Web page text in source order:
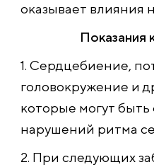
оказывает влияния
Показания
1. Сердцебиение,
головокружение и
которые могут быть
нарушений ритма
2. При следующих